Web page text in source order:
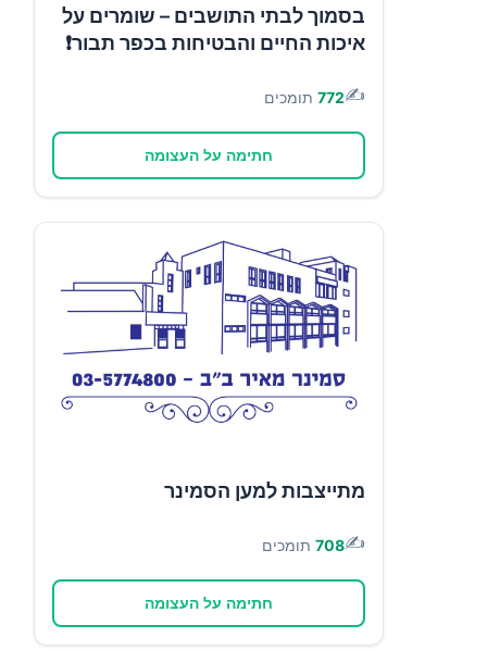
בסמוך לבתי התושבים – שומרים על
איכות החיים והבטיחות בכפר תבור❗
✍️
772 תומכים
חתימה על העצומה
מתייצבות למען הסמינר
✍️
708 תומכים
חתימה על העצומה